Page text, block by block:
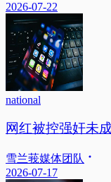
2026-07-22
national
网红被控强奸未
雪兰莪媒体团队
2026-07-17